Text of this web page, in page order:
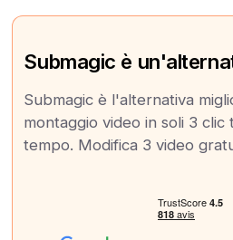
Submagic è
Submagic è l'alternativa
montaggio video in soli 3 clic
tempo. Modifica 3 video